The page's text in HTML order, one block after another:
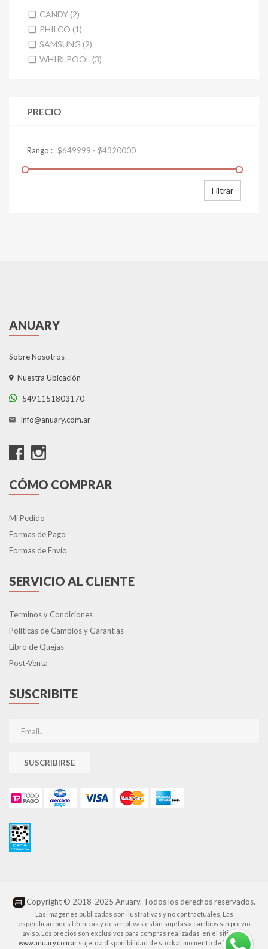
CANDY (2)
PHILCO (1)
SAMSUNG (2)
WHIRLPOOL (3)
PRECIO
Filtrar
ANUARY
Sobre Nosotros
Nuestra Ubicación
5491151803170
info@anuary.com.ar
CÓMO COMPRAR
Mi Pedido
Formas de Pago
Formas de Envío
SERVICIO AL CLIENTE
Terminos y Condiciones
Políticas de Cambios y Garantías
Libro de Quejas
Post-Venta
SUSCRIBITE
SUSCRIBIRSE
Copyright © 2018-2025 Anuary. Todos los derechos reservados.
Las imágenes publicadas son ilustrativas y no contractuales, Las
especificaciones técnicas y descriptivas están sujetas a cambios sin previo
aviso. Los precios son exclusivos para compras realizadas en el sitio web
www.anuary.com.ar sujeto a disponibilidad de stock al momento de la venta.